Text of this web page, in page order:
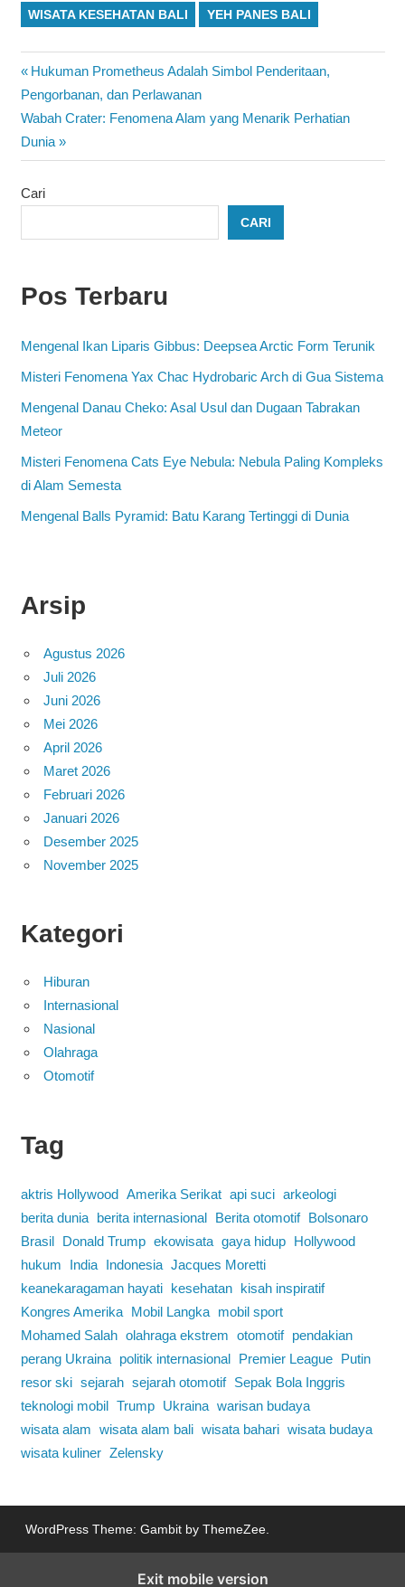
WISATA KESEHATAN BALI YEH PANES BALI
Navigasi
pos
Previous
Post:
Hukuman Prometheus Adalah Simbol Penderitaan,
Pengorbanan, dan Perlawanan
Next
Post:
Wabah Crater: Fenomena Alam yang Menarik Perhatian
Dunia
Cari
CARI
Pos Terbaru
Mengenal Ikan Liparis Gibbus: Deepsea Arctic Form Terunik
Misteri Fenomena Yax Chac Hydrobaric Arch di Gua Sistema
Mengenal Danau Cheko: Asal Usul dan Dugaan Tabrakan
Meteor
Misteri Fenomena Cats Eye Nebula: Nebula Paling Kompleks
di Alam Semesta
Mengenal Balls Pyramid: Batu Karang Tertinggi di Dunia
Arsip
Agustus 2026
Juli 2026
Juni 2026
Mei 2026
April 2026
Maret 2026
Februari 2026
Januari 2026
Desember 2025
November 2025
Kategori
Hiburan
Internasional
Nasional
Olahraga
Otomotif
Tag
aktris Hollywood Amerika Serikat api suci arkeologi
berita dunia
berita internasional Berita otomotif
Bolsonaro
Brasil
Donald Trump ekowisata gaya hidup
Hollywood
hukum
India Indonesia Jacques Moretti
keanekaragaman hayati
kesehatan
kisah inspiratif
Kongres Amerika
Mobil Langka
mobil sport
Mohamed Salah olahraga ekstrem otomotif
pendakian
perang Ukraina
politik internasional Premier League
Putin
resor ski sejarah sejarah otomotif
Sepak Bola Inggris
teknologi mobil Trump Ukraina warisan budaya
wisata alam wisata alam bali wisata bahari wisata budaya
wisata kuliner Zelensky
WordPress Theme: Gambit by ThemeZee.
Exit mobile version